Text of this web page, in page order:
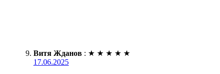
Витя Жданов : ★ ★ ★ ★ ★
17.06.2025